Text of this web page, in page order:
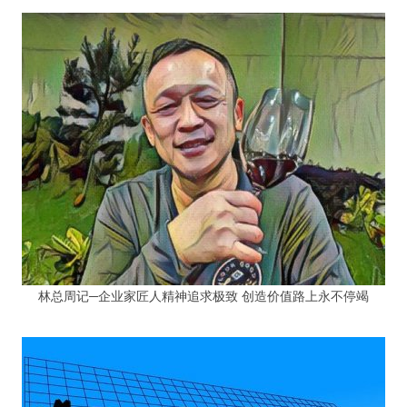
林总周记─企业家匠人精神追求极致 创造价值路上永不停竭